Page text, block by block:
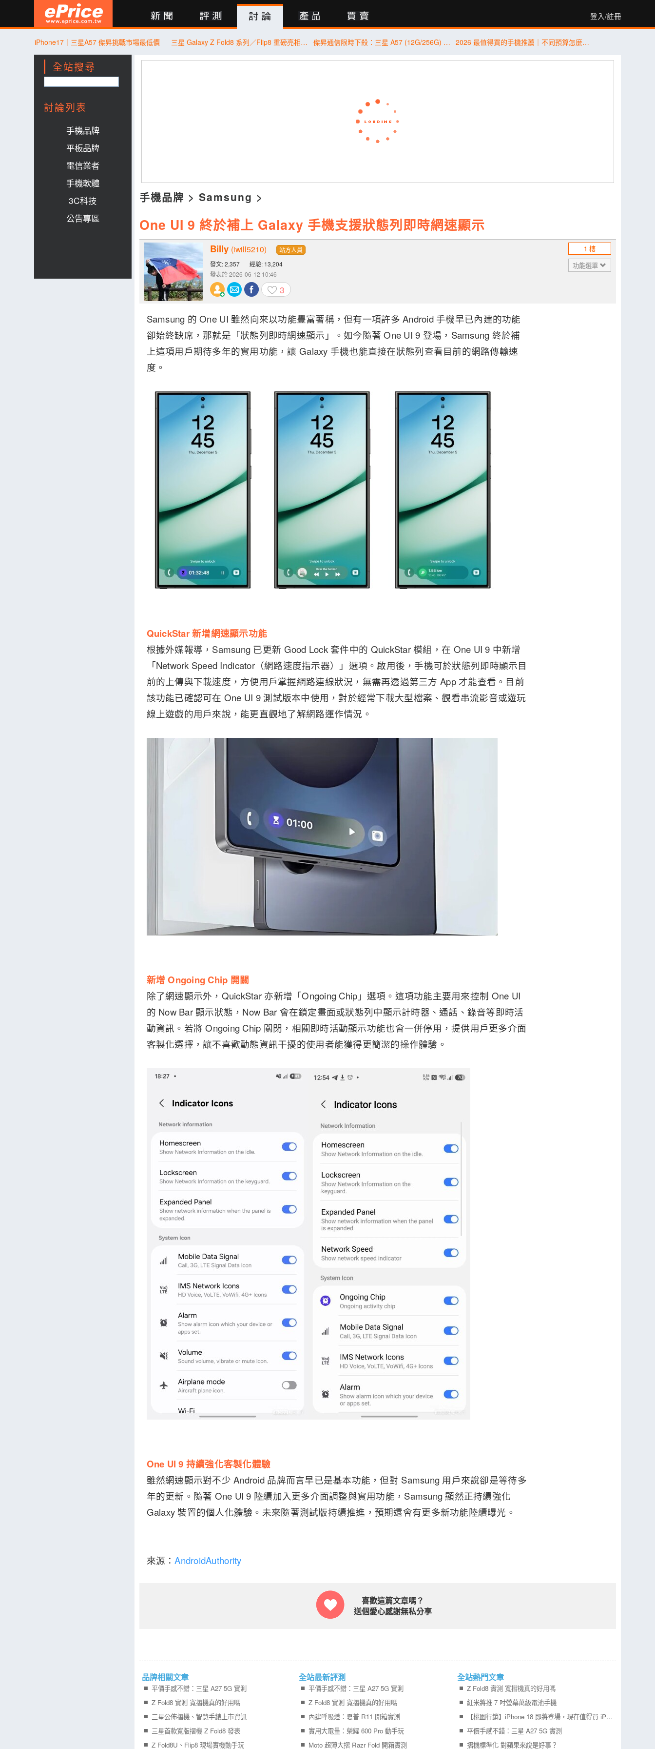
登入/註冊
評測 討論 產品 買賣 商城 登入 行動版
iPhone17｜三星A57 傑昇挑戰市場最低價 三星 Galaxy Z Fold8 系列／Flip8 重磅亮相！傑昇通信預購抽萬元悠遊卡金 傑昇通信限時下殺：三星 A57 (12G/256G) 只要 $14,490 元！(8/3-8/5) 2026 最值得買的手機推薦｜不同預算怎麼選？5 款熱門手機完整比較
全站搜尋
討論列表
手機品牌
平板品牌
電信業者
手機軟體
3C科技
公告專區
手機品牌 > Samsung >
One UI 9 終於補上 Galaxy 手機支援狀態列即時網速顯示
Billy (iwill5210)
站方人員
發文: 2,357
經驗: 13,204
發表於 2026-06-12 10:46
3
1 樓
功能選單
Samsung 的 One UI 雖然向來以功能豐富著稱，但有一項許多 Android 手機早已內建的功能
卻始終缺席，那就是「狀態列即時網速顯示」。如今隨著 One UI 9 登場，Samsung 終於補
上這項用戶期待多年的實用功能，讓 Galaxy 手機也能直接在狀態列查看目前的網路傳輸速
度。
QuickStar 新增網速顯示功能
根據外媒報導，Samsung 已更新 Good Lock 套件中的 QuickStar 模組，在 One UI 9 中新增
「Network Speed Indicator（網路速度指示器）」選項。啟用後，手機可於狀態列即時顯示目
前的上傳與下載速度，方便用戶掌握網路連線狀況，無需再透過第三方 App 才能查看。目前
該功能已確認可在 One UI 9 測試版本中使用，對於經常下載大型檔案、觀看串流影音或遊玩
線上遊戲的用戶來說，能更直觀地了解網路運作情況。
新增 Ongoing Chip 開關
除了網速顯示外，QuickStar 亦新增「Ongoing Chip」選項。這項功能主要用來控制 One UI
的 Now Bar 顯示狀態，Now Bar 會在鎖定畫面或狀態列中顯示計時器、通話、錄音等即時活
動資訊。若將 Ongoing Chip 關閉，相關即時活動顯示功能也會一併停用，提供用戶更多介面
客製化選擇，讓不喜歡動態資訊干擾的使用者能獲得更簡潔的操作體驗。
One UI 9 持續強化客製化體驗
雖然網速顯示對不少 Android 品牌而言早已是基本功能，但對 Samsung 用戶來說卻是等待多
年的更新。隨著 One UI 9 陸續加入更多介面調整與實用功能，Samsung 顯然正持續強化
Galaxy 裝置的個人化體驗。未來隨著測試版持續推進，預期還會有更多新功能陸續曝光。
來源：AndroidAuthority
喜歡這篇文章嗎？
送個愛心感謝無私分享
品牌相關文章
平價手感不錯：三星 A27 5G 實測
Z Fold8 實測 寬摺機真的好用嗎
三星公佈摺機、智慧手錶上市資訊
三星首款寬版摺機 Z Fold8 發表
Z Fold8U、Flip8 現場實機動手玩
全站最新評測
平價手感不錯：三星 A27 5G 實測
Z Fold8 實測 寬摺機真的好用嗎
內建呼吸燈：夏普 R11 開箱實測
實用大電量：榮耀 600 Pro 動手玩
Moto 超薄大摺 Razr Fold 開箱實測
全站熱門文章
Z Fold8 實測 寬摺機真的好用嗎
紅米將推 7 吋螢幕萬級電池手機
【桃園行銷】iPhone 18 即將登場，現在值得買 iPhone 17 嗎？四款機型一次比較！
平價手感不錯：三星 A27 5G 實測
摺機標準化 對蘋果來說是好事？